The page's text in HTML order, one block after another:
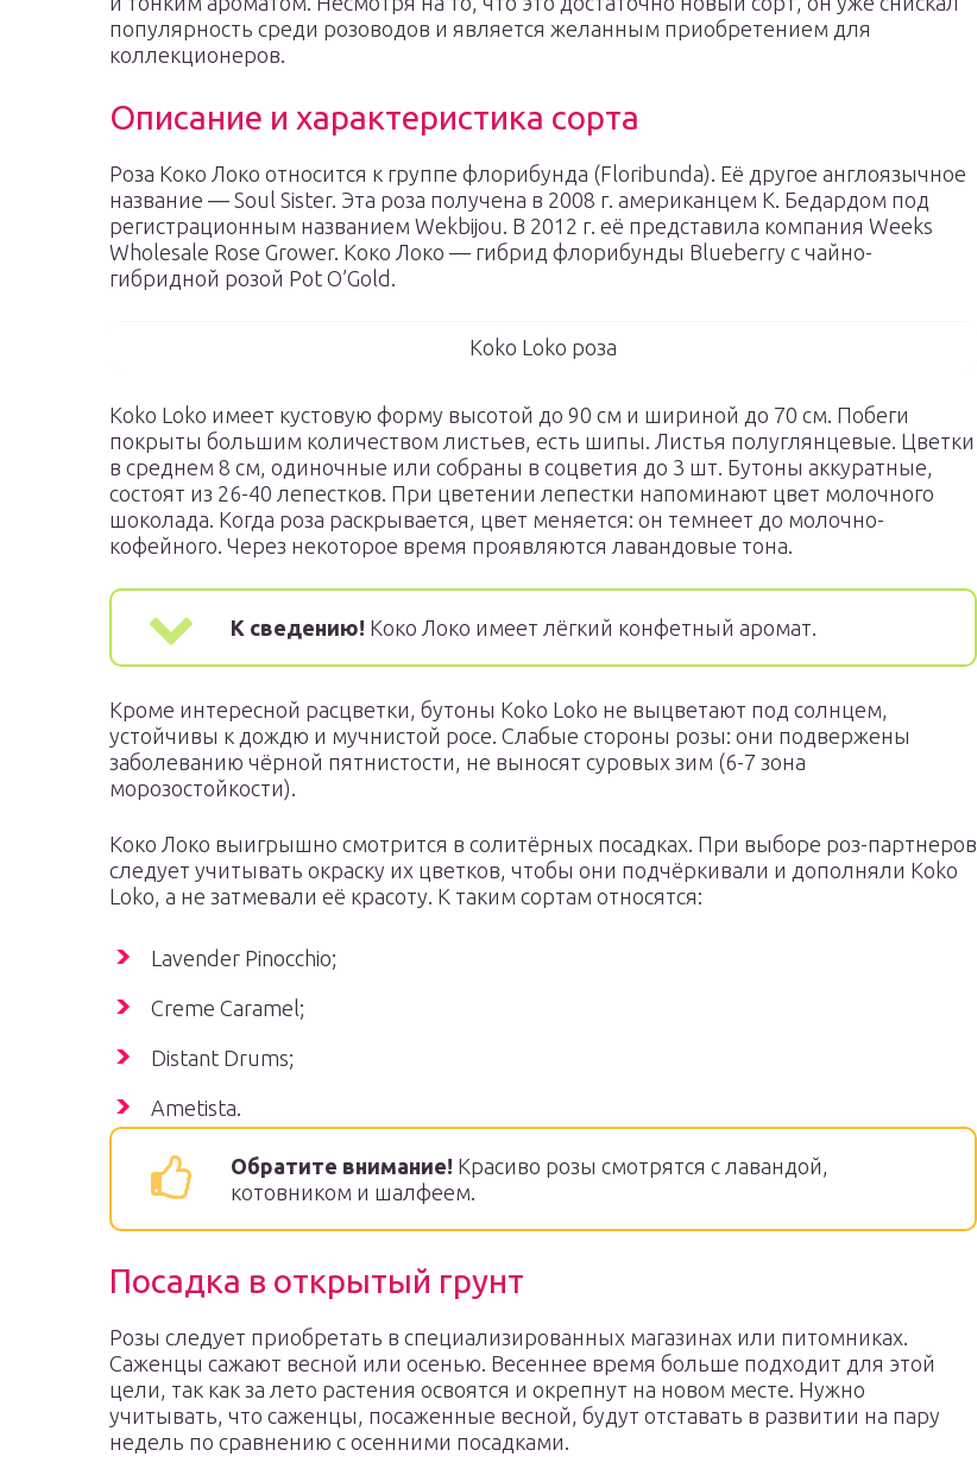
популярность среди розоводов и является желанным приобретением для
коллекционеров.
Описание и характеристика сорта
Роза Коко Локо относится к группе флорибунда (Floribunda). Её другое англоязычное
название — Soul Sister. Эта роза получена в 2008 г. американцем К. Бедардом под
регистрационным названием Wekbijou. В 2012 г. её представила компания Weeks
Wholesale Rose Grower. Коко Локо — гибрид флорибунды Blueberry с чайно-
гибридной розой Pot O’Gold.
Koko Loko роза
Koko Loko имеет кустовую форму высотой до 90 см и шириной до 70 см. Побеги
покрыты большим количеством листьев, есть шипы. Листья полуглянцевые. Цветки
в среднем 8 см, одиночные или собраны в соцветия до 3 шт. Бутоны аккуратные,
состоят из 26-40 лепестков. При цветении лепестки напоминают цвет молочного
шоколада. Когда роза раскрывается, цвет меняется: он темнеет до молочно-
кофейного. Через некоторое время проявляются лавандовые тона.
К сведению! Коко Локо имеет лёгкий конфетный аромат.
Кроме интересной расцветки, бутоны Koko Loko не выцветают под солнцем,
устойчивы к дождю и мучнистой росе. Слабые стороны розы: они подвержены
заболеванию чёрной пятнистости, не выносят суровых зим (6-7 зона
морозостойкости).
Коко Локо выигрышно смотрится в солитёрных посадках. При выборе роз-партнеров
следует учитывать окраску их цветков, чтобы они подчёркивали и дополняли Koko
Loko, а не затмевали её красоту. К таким сортам относятся:
Lavender Pinocchio;
Creme Caramel;
Distant Drums;
Ametista.
Обратите внимание! Красиво розы смотрятся с лавандой,
котовником и шалфеем.
Посадка в открытый грунт
Розы следует приобретать в специализированных магазинах или питомниках.
Саженцы сажают весной или осенью. Весеннее время больше подходит для этой
цели, так как за лето растения освоятся и окрепнут на новом месте. Нужно
учитывать, что саженцы, посаженные весной, будут отставать в развитии на пару
недель по сравнению с осенними посадками.